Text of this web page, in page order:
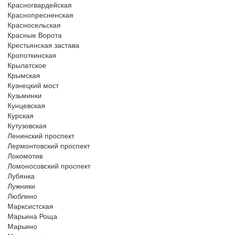
Красногвардейская
Краснопресненская
Красносельская
Красные Ворота
Крестьянская застава
Кропоткинская
Крылатское
Крымская
Кузнецкий мост
Кузьминки
Кунцевская
Курская
Кутузовская
Ленинский проспект
Лермонтовский проспект
Локомотив
Ломоносовский проспект
Лубянка
Лужники
Люблино
Марксистская
Марьина Роща
Марьино